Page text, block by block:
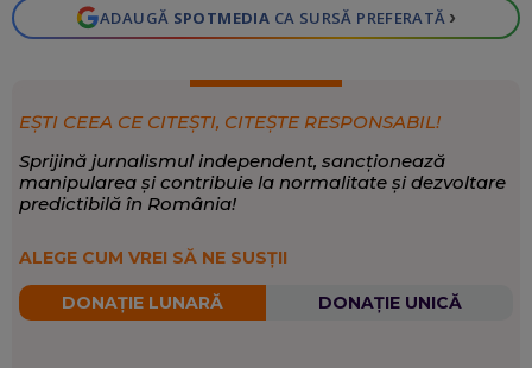
ADAUGĂ SPOTMEDIA CA SURSĂ PREFERATĂ ›
EȘTI CEEA CE CITEȘTI, CITEȘTE RESPONSABIL!
Sprijină jurnalismul independent, sancționează
manipularea și contribuie la normalitate și dezvoltare
predictibilă în România!
ALEGE CUM VREI SĂ NE SUSȚII
DONAȚIE LUNARĂ DONAȚIE UNICĂ